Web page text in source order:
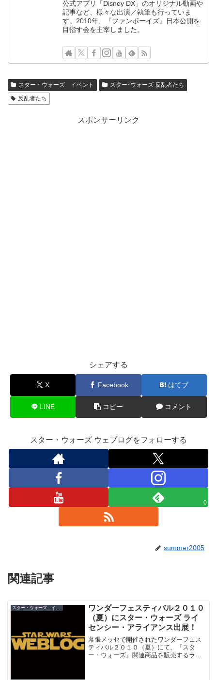
公式アプリ「Disney DX」のオリジナル動画や
記事など、様々な出演／執筆も行っていま
す。2010年、『ファンボーイズ』日本公開を
目指す会を主宰しました。
スター・ウォーズ イベント
スター･ウォーズ 反乱者たち
反乱者たち
スポンサーリンク
シェアする
X Facebook はてブ
LINE コピー コメント
スター・ウォーズ ウェブログをフォローする
0
summer2005
関連記事
スター・ウォーズ イベント
ワンダーフェスティバル２０１０
（夏）にスター・ウォーズ ライ
センシー・アライアンス出展！
幕張メッセで開催されたワンダーフェス
ティバル２０１０（夏）にて、『スタ
ー・ウォーズ』関連商品を販売するライ